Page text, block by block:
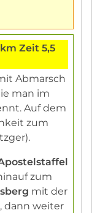
Zeit 5,5
Abmarsch
man im
Auf dem
zum
zum
mit der
, dann weiter